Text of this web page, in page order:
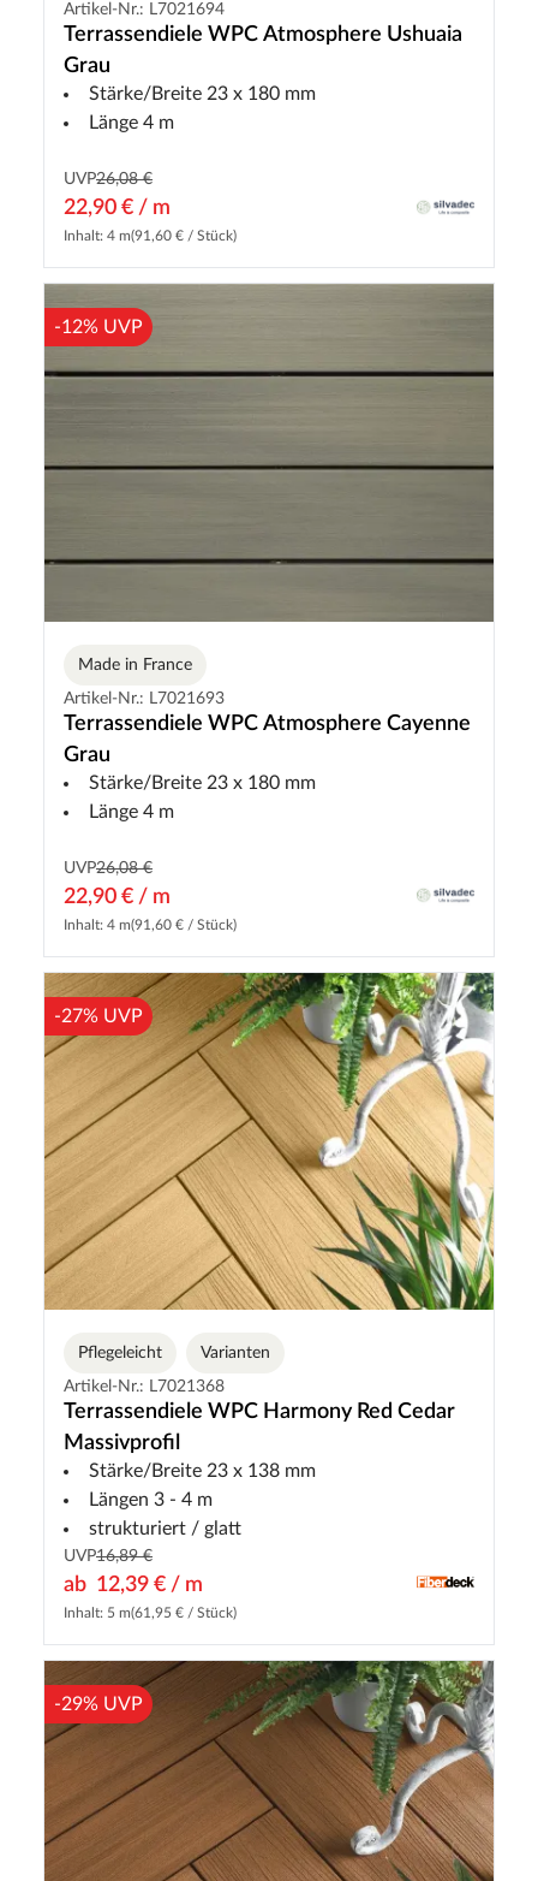
Artikel-Nr.: L7021694
Terrassendiele WPC Atmosphere Ushuaia
Grau
Stärke/Breite 23 x 180 mm
Länge 4 m
UVP26,08 €
22,90 € / m
Inhalt: 4 m(91,60 € / Stück)
-12% UVP
Made in France
Artikel-Nr.: L7021693
Terrassendiele WPC Atmosphere Cayenne
Grau
Stärke/Breite 23 x 180 mm
Länge 4 m
UVP26,08 €
22,90 € / m
Inhalt: 4 m(91,60 € / Stück)
-27% UVP
Pflegeleicht
Varianten
Artikel-Nr.: L7021368
Terrassendiele WPC Harmony Red Cedar
Massivprofil
Stärke/Breite 23 x 138 mm
Längen 3 - 4 m
strukturiert / glatt
UVP16,89 €
ab 12,39 € / m
Inhalt: 5 m(61,95 € / Stück)
-29% UVP